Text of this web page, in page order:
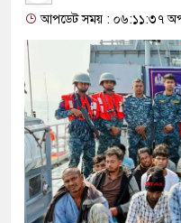
আপডেট সময় : ০৬:১১:৩৭